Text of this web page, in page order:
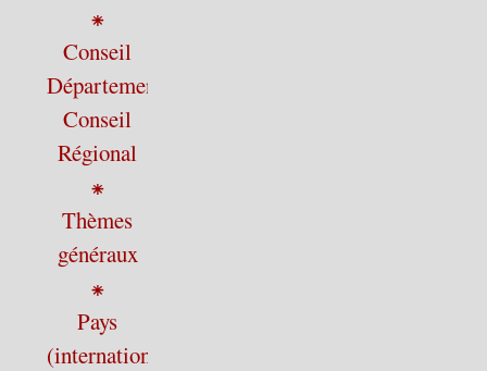
⁕
Conseil
Départemental,
Conseil
Régional
⁕
Thèmes
généraux
⁕
Pays
(international)